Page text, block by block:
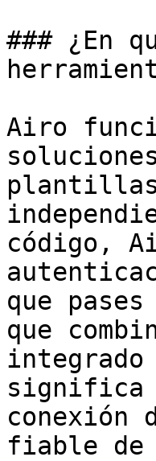
### ¿En
Airo
código,
que
que
integrado
significa
conexión
fiable de